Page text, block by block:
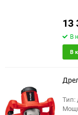
13
В
В
Тип: